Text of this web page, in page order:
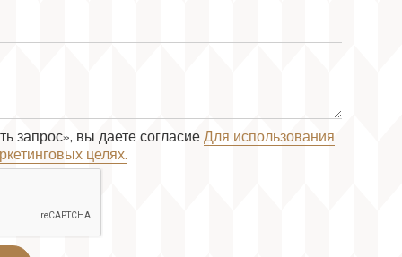
запрос», вы даете согласие Для использования
целях.